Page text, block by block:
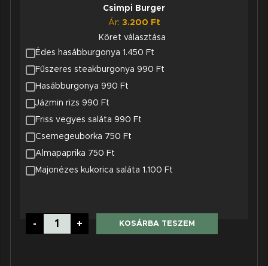
Csimpi Burger
Ár: 3.200 Ft
Köret választása
Édes hasábburgonya 1.450 Ft
Fűszeres steakburgonya 990 Ft
Hasábburgonya 990 Ft
Jázmin rizs 990 Ft
Friss vegyes saláta 990 Ft
Csemegeuborka 750 Ft
Almapaprika 750 Ft
Majonézes kukorica saláta 1.100 Ft
-
Burger
mennyiség
+ KOSÁRBA TESZEM